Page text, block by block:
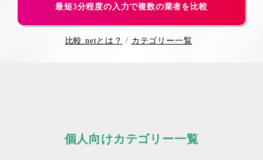
最短3分程度の入力で複数の業者を比較
比較.netとは？ カテゴリー一覧
個人向けカテゴリー一覧